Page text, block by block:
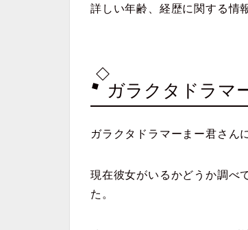
詳しい年齢、経歴に関する情
ガラクタドラマ
ガラクタドラマーまー君さん
現在彼女がいるかどうか調べ
た。